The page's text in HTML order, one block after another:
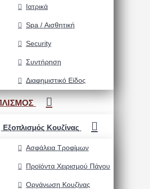
Ιατρικά
Spa / Αισθητική
Security
Συντήρηση
Διαφημιστικό Είδος
Εξοπλισμός Κουζίνας
Ασφάλεια Τροφίμων
Προϊόντα Χειρισμού Πάγου
Οργάνωση Κουζίνας